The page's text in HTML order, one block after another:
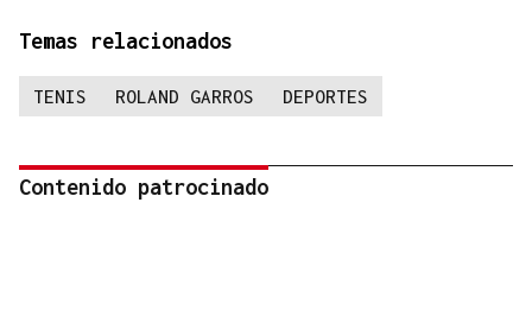
Temas relacionados
TENIS ROLAND GARROS DEPORTES
Contenido patrocinado